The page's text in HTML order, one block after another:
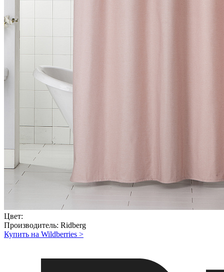
Цвет:
Производитель: Ridberg
Купить на Wildberries >